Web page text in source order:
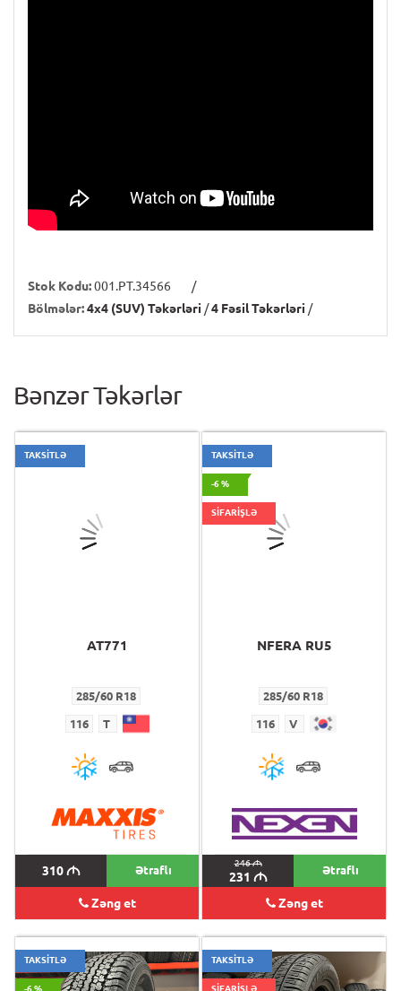
Stok Kodu:001.PT.34566
/
Bölmələr:4x4 (SUV) Təkərləri /4 Fəsil Təkərləri /
Bənzər Təkərlər
TAKSİTLƏ
AT771
285/60 R18
116 T
310M Ətraflı
Zəng et
TAKSİTLƏ
-6 %
SİFARİŞLƏ
NFERA RU5
285/60 R18
116 V
246M
231 M Ətraflı
Zəng et
TAKSİTLƏ
-6 %
TAKSİTLƏ
SİFARİŞLƏ